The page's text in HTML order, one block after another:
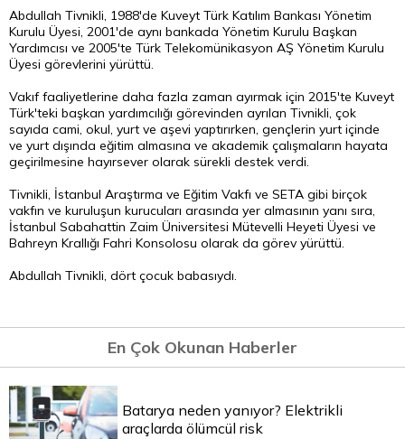
Abdullah Tivnikli, 1988'de Kuveyt Türk Katılım Bankası Yönetim
Kurulu Üyesi, 2001'de aynı bankada Yönetim Kurulu Başkan
Yardımcısı ve 2005'te Türk Telekomünikasyon AŞ Yönetim Kurulu
Üyesi görevlerini yürüttü.
Vakıf faaliyetlerine daha fazla zaman ayırmak için 2015'te Kuveyt
Türk'teki başkan yardımcılığı görevinden ayrılan Tivnikli, çok
sayıda cami, okul, yurt ve aşevi yaptırırken, gençlerin yurt içinde
ve yurt dışında eğitim almasına ve akademik çalışmaların hayata
geçirilmesine hayırsever olarak sürekli destek verdi.
Tivnikli, İstanbul Araştırma ve Eğitim Vakfı ve SETA gibi birçok
vakfın ve kuruluşun kurucuları arasında yer almasının yanı sıra,
İstanbul Sabahattin Zaim Üniversitesi Mütevelli Heyeti Üyesi ve
Bahreyn Krallığı Fahri Konsolosu olarak da görev yürüttü.
Abdullah Tivnikli, dört çocuk babasıydı.
En Çok Okunan Haberler
Batarya neden yanıyor? Elektrikli
araçlarda ölümcül risk